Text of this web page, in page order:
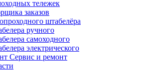
тележек
заказов
штабелёра
ручного
самоходного
электрического
Сервис и ремонт